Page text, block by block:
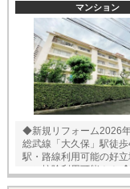
画 月額25000～41000
円※要空き確認 駐輪場
可（犬・猫・規則に定める小動物） ▽リフォー
（Panasonic）1416 ・
（ラクエラ） ・フロ
（Panasonicシーライ
イレ ・温水洗浄便座
台） ・建具交換（
関収納新設 ・分電盤
スクリーニング 等 （
マンション
◆新規リフォーム2026年5月
総武線「大久保」駅徒
駅・路線利用可能の好立地！！ ◆安心の新耐震基準マン
ーン控除利用可能！！ ◆全居室収納付きですっきりとした暮らしを実現♪